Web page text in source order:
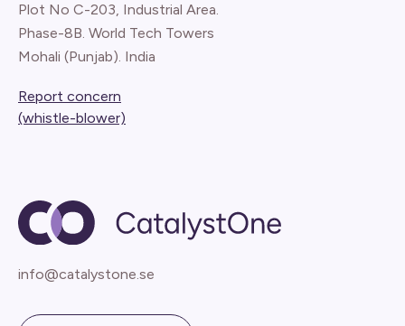
Plot No C-203, Industrial Area.
Phase-8B. World Tech Towers
Mohali (Punjab). India
Report concern
(whistle-blower)
info@catalystone.se